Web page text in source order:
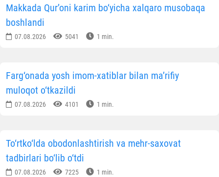
Makkada Qur’oni karim bo‘yicha xalqaro musobaqa
boshlandi
07.08.2026 5041 1 min.
Farg‘onada yosh imom-xatiblar bilan ma’rifiy
muloqot o‘tkazildi
07.08.2026 4101 1 min.
To‘rtko‘lda obodonlashtirish va mehr-saxovat
tadbirlari bo‘lib o‘tdi
07.08.2026 7225 1 min.